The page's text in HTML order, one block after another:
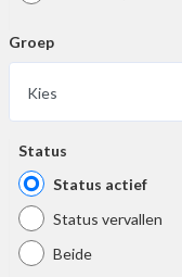
Groep
Kies
Status
Status actief
Status vervallen
Beide